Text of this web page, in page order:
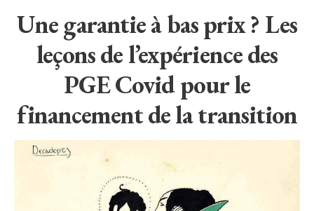
Une garantie à bas prix ? Les
leçons de l’expérience des
PGE Covid pour le
financement de la transition